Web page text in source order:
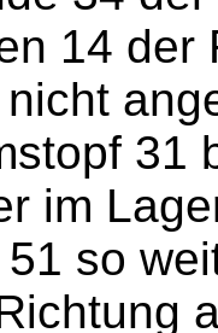
14 der
31
im
so